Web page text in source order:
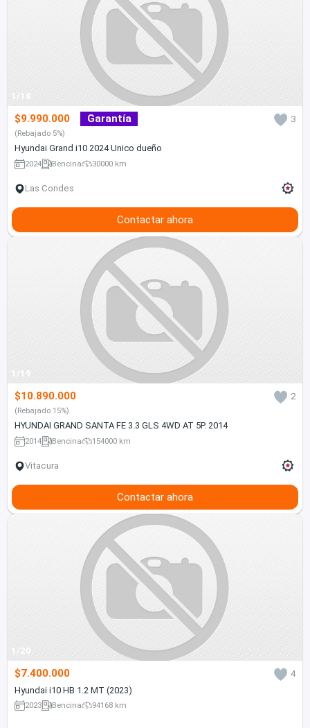
1/18
$9.990.000 Garantía 3
(Rebajado 5%)
Hyundai Grand i10 2024 Unico dueño
2024 Bencina 30000 km
Las Condes
Contactar ahora
1/19
$10.890.000 2
(Rebajado 15%)
HYUNDAI GRAND SANTA FE 3.3 GLS 4WD AT 5P. 2014
2014 Bencina 154000 km
Vitacura
Contactar ahora
1/20
$7.400.000
4
Hyundai i10 HB 1.2 MT (2023)
2023 Bencina 94168 km